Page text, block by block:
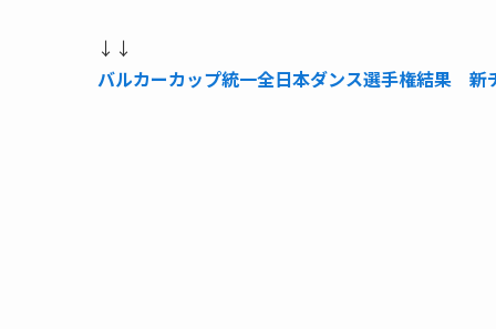
↓↓
バルカーカップ統一全日本ダンス選手権結果 新